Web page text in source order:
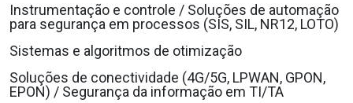
Instrumentação e controle / Soluções de automação
para segurança em processos (SIS, SIL, NR12, LOTO)
Sistemas e algoritmos de otimização
Soluções de conectividade (4G/5G, LPWAN, GPON,
EPON) / Segurança da informação em TI/TA